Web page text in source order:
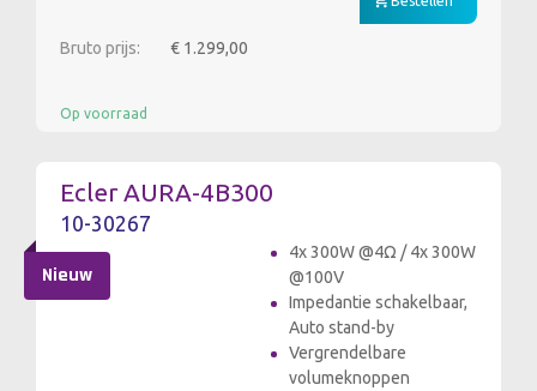
Bruto prijs: € 1.299,00
Op voorraad
Nieuw
Ecler AURA-4B300
10-30267
4x 300W @4Ω / 4x 300W
@100V
Impedantie schakelbaar,
Auto stand-by
Vergrendelbare
volumeknoppen